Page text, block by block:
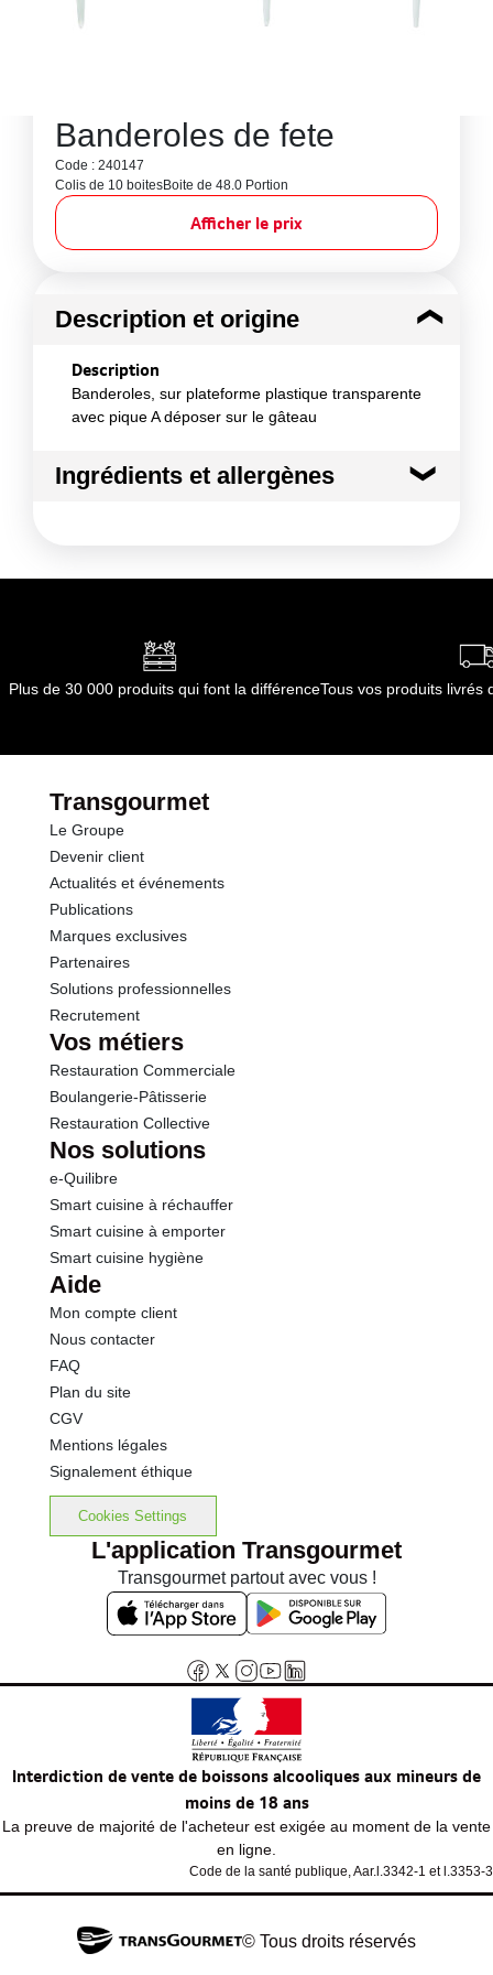
Banderoles de fete
Code : 240147
Colis de 10 boitesBoite de 48.0 Portion
Afficher le prix
Description et origine
Description
Banderoles, sur plateforme plastique transparente
avec pique A déposer sur le gâteau
Ingrédients et allergènes
Conformément aux informations transmises
Plus de 30 000 produits qui font la différenceTous vos produits livrés
Transgourmet
Le Groupe
Devenir client
Actualités et événements
Publications
Marques exclusives
Partenaires
Solutions professionnelles
Recrutement
Vos métiers
Restauration Commerciale
Boulangerie-Pâtisserie
Restauration Collective
Nos solutions
e-Quilibre
Smart cuisine à réchauffer
Smart cuisine à emporter
Smart cuisine hygiène
Aide
Mon compte client
Nous contacter
FAQ
Plan du site
CGV
Mentions légales
Signalement éthique
Cookies Settings
L'application Transgourmet
Transgourmet partout avec vous !
Interdiction de vente de boissons alcooliques aux mineurs de
moins de 18 ans
La preuve de majorité de l'acheteur est exigée au moment de la vente
en ligne.
Code de la santé publique, Aar.l.3342-1 et l.3353-3
© Tous droits réservés